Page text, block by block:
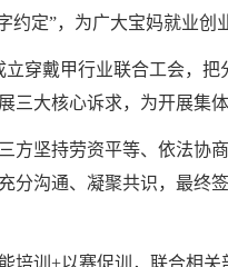
约定”，为广大宝妈就业创
立穿戴甲行业联合工会，
三大核心诉求，为开展集
方坚持劳资平等、依法协
分沟通、凝聚共识，最终
培训+以赛促训，联合相